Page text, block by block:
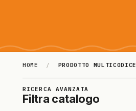
HOME / PRODOTTO MULTICODICE
A8046
RICERCA AVANZATA
Filtra catalogo